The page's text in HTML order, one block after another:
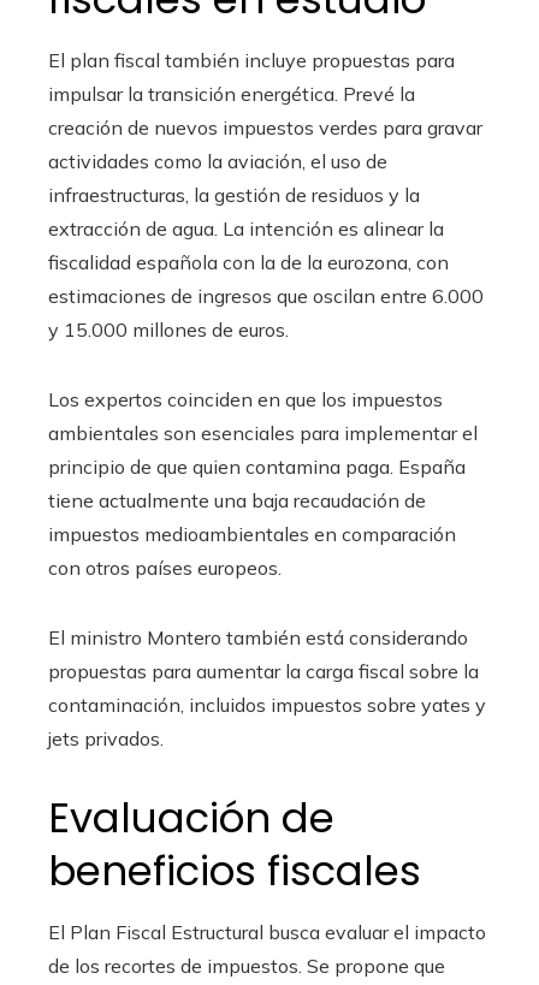
El plan fiscal también incluye propuestas para
impulsar la transición energética. Prevé la
creación de nuevos impuestos verdes para gravar
actividades como la aviación, el uso de
infraestructuras, la gestión de residuos y la
extracción de agua. La intención es alinear la
fiscalidad española con la de la eurozona, con
estimaciones de ingresos que oscilan entre 6.000
y 15.000 millones de euros.
Los expertos coinciden en que los impuestos
ambientales son esenciales para implementar el
principio de que quien contamina paga. España
tiene actualmente una baja recaudación de
impuestos medioambientales en comparación
con otros países europeos.
El ministro Montero también está considerando
propuestas para aumentar la carga fiscal sobre la
contaminación, incluidos impuestos sobre yates y
jets privados.
Evaluación de
beneficios fiscales
El Plan Fiscal Estructural busca evaluar el impacto
de los recortes de impuestos. Se propone que